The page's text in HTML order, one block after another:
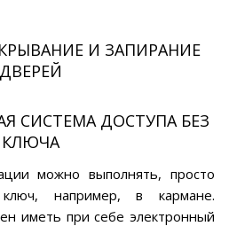
И ЗАПИРАНИЕ
ДВЕРЕЙ
СИСТЕМА ДОСТУПА БЕЗ
КЛЮЧА
можно выполнять, просто
например, в кармане.
иметь при себе электронный